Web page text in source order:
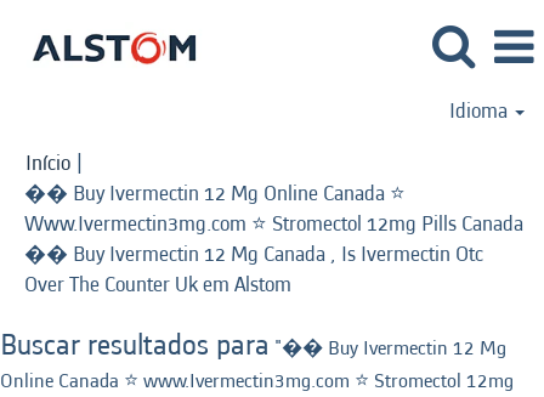
Idioma
Início |
�� Buy Ivermectin 12 Mg Online Canada ⭐️
Www.Ivermectin3mg.com ⭐️ Stromectol 12mg Pills Canada
�� Buy Ivermectin 12 Mg Canada , Is Ivermectin Otc
Over The Counter Uk em Alstom
Buscar resultados para "�� Buy Ivermectin 12 Mg
Online Canada ⭐️ www.Ivermectin3mg.com ⭐️ Stromectol 12mg